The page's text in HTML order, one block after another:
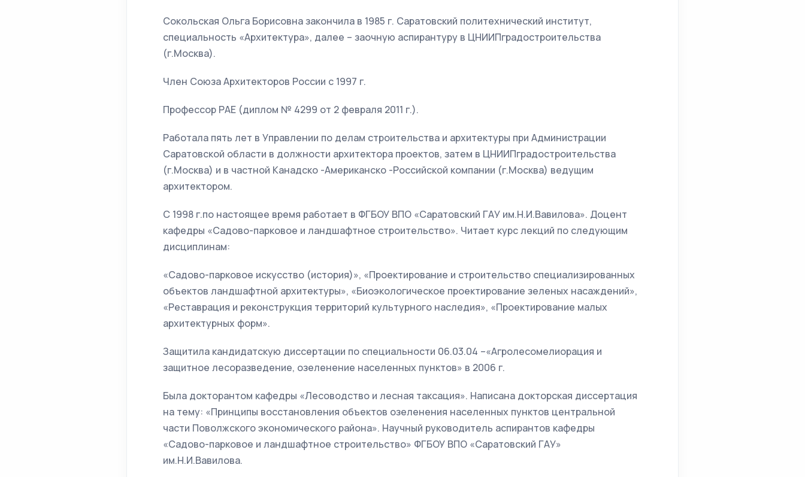
Сокольская Ольга Борисовна закончила в 1985 г. Саратовский политехнический институт,
специальность «Архитектура», далее – заочную аспирантуру в ЦНИИПградостроительства
(г.Москва).
Член Союза Архитекторов России с 1997 г.
Профессор РАЕ (диплом № 4299 от 2 февраля 2011 г.).
Работала пять лет в Управлении по делам строительства и архитектуры при Администрации
Саратовской области в должности архитектора проектов, затем в ЦНИИПградостроительства
(г.Москва) и в частной Канадско -Американско -Российской компании (г.Москва) ведущим
архитектором.
С 1998 г.по настоящее время работает в ФГБОУ ВПО «Саратовский ГАУ им.Н.И.Вавилова». Доцент
кафедры «Садово-парковое и ландшафтное строительство». Читает курс лекций по следующим
дисциплинам:
«Садово-парковое искусство (история)», «Проектирование и строительство специализированных
объектов ландшафтной архитектуры», «Биоэкологическое проектирование зеленых насаждений»,
«Реставрация и реконструкция территорий культурного наследия», «Проектирование малых
архитектурных форм».
Защитила кандидатскую диссертации по специальности 06.03.04 –«Агролесомелиорация и
защитное лесоразведение, озеленение населенных пунктов» в 2006 г.
Была докторантом кафедры «Лесоводство и лесная таксация». Написана докторская диссертация
на тему: «Принципы восстановления объектов озеленения населенных пунктов центральной
части Поволжского экономического района». Научный руководитель аспирантов кафедры
«Садово-парковое и ландшафтное строительство» ФГБОУ ВПО «Саратовский ГАУ»
им.Н.И.Вавилова.